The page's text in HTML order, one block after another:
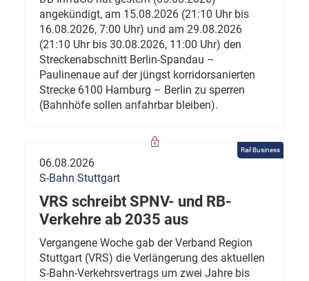
angekündigt, am 15.08.2026 (21:10 Uhr bis
16.08.2026, 7:00 Uhr) und am 29.08.2026
(21:10 Uhr bis 30.08.2026, 11:00 Uhr) den
Streckenabschnitt Berlin-Spandau –
Paulinenaue auf der jüngst korridorsanierten
Strecke 6100 Hamburg – Berlin zu sperren
(Bahnhöfe sollen anfahrbar bleiben).
Rail Business
06.08.2026
S-Bahn Stuttgart
VRS schreibt SPNV- und RB-
Verkehre ab 2035 aus
Vergangene Woche gab der Verband Region
Stuttgart (VRS) die Verlängerung des aktuellen
S-Bahn-Verkehrsvertrags um zwei Jahre bis